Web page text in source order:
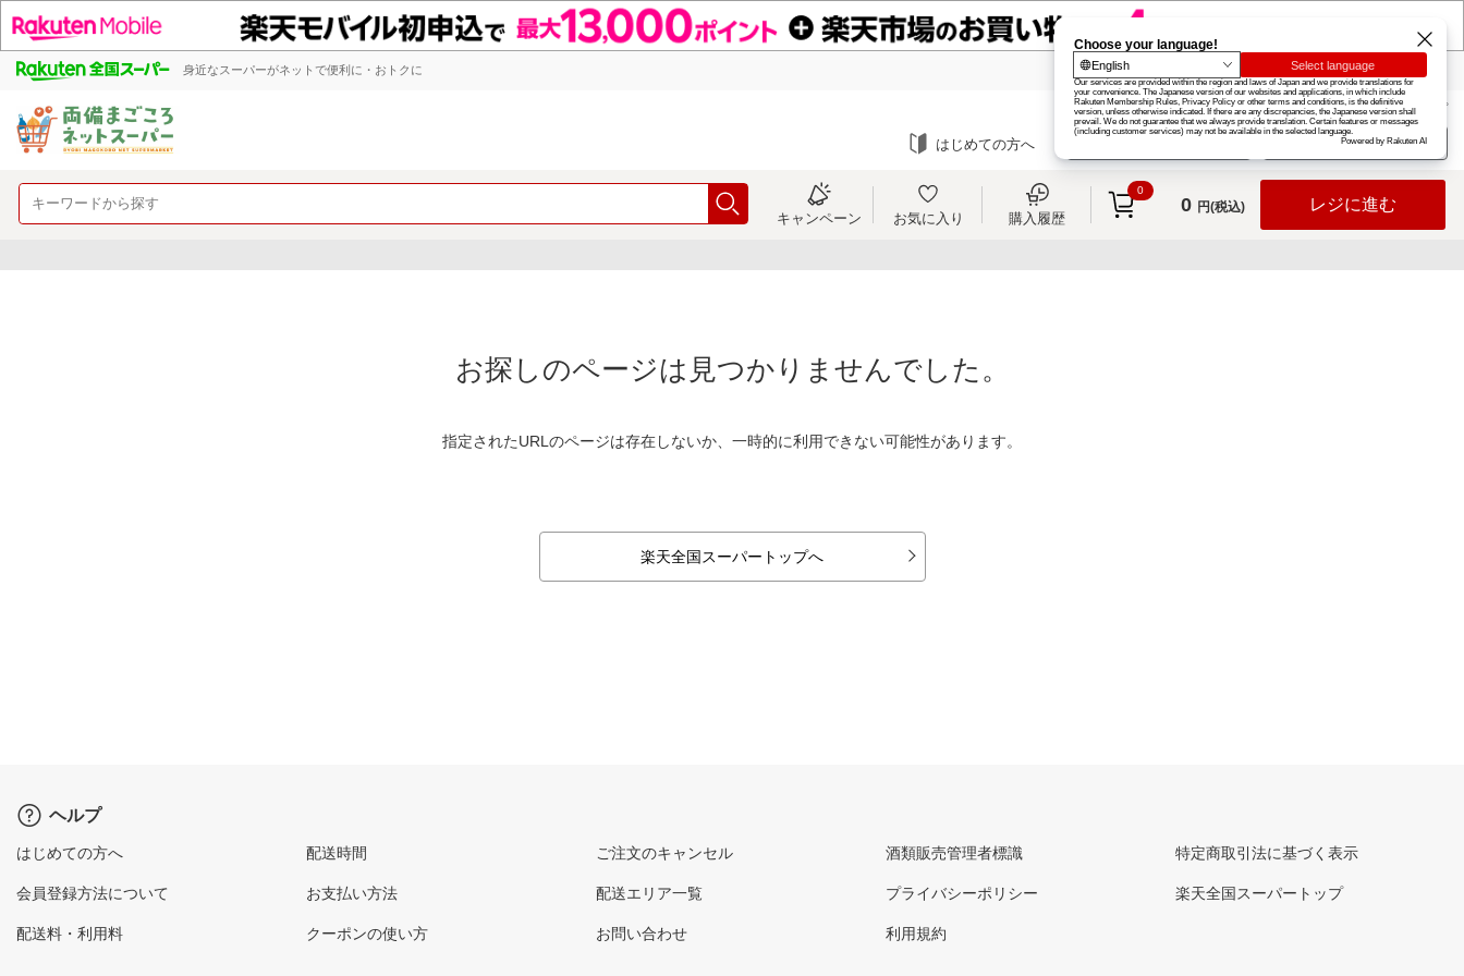
身近なスーパーがネットで便利に・おトクに 楽天グループ カード
お知らせ ヘルプ
はじめての方へ ログイン
キャンペーン お気に入り 購入履歴
0
0 円(税込) レジに進む
お探しのページは見つかりませんでした。
指定されたURLのページは存在しないか、一時的に利用できない可能性があります。
楽天全国スーパートップへ
ヘルプ
はじめての方へ
会員登録方法について
配送料・利用料
配送時間
お支払い方法
クーポンの使い方
ご注文のキャンセル
配送エリア一覧
お問い合わせ
酒類販売管理者標識
プライバシーポリシー
利用規約
特定商取引法に基づく表示
楽天全国スーパートップ